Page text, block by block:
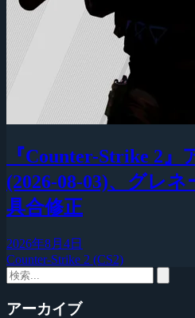
『Counter-Strike 2』
(2026-08-03)、グレ
具合修正
2026年8月4日
Counter-Strike 2 (CS2)
アーカイブ